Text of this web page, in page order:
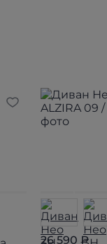
26 590 ₽